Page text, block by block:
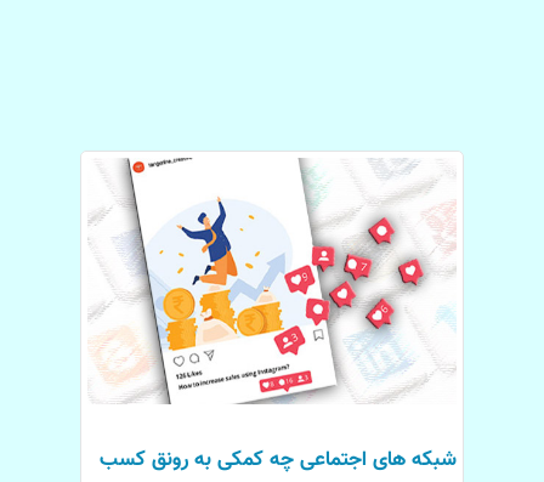
شبکه های اجتماعی چه کمکی به رونق کسب